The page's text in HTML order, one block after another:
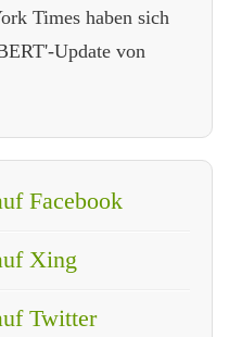
Times haben sich
Update von
Facebook
Xing
Twitter